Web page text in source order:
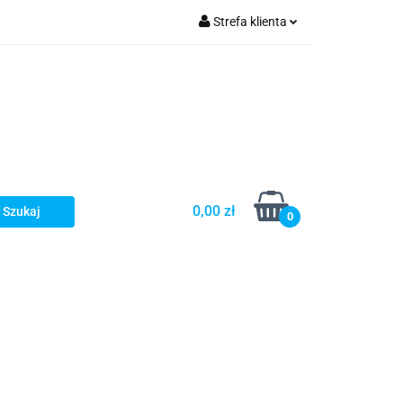
Strefa klienta
0,00 zł 0